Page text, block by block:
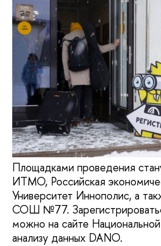
Площадками проведения
ИТМО, Российская
Университет Иннополис, а
СОШ №77.
можно на сайте
анализу данных DANO.